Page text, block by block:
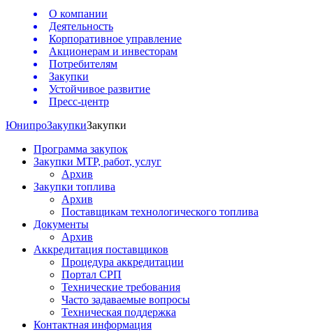
О компании
Деятельность
Корпоративное управление
Акционерам и инвесторам
Потребителям
Закупки
Устойчивое развитие
Пресс-центр
ЮнипроЗакупкиЗакупки
Программа закупок
Закупки МТР, работ, услуг
Архив
Закупки топлива
Архив
Поставщикам технологического топлива
Документы
Архив
Аккредитация поставщиков
Процедура аккредитации
Портал СРП
Технические требования
Часто задаваемые вопросы
Техническая поддержка
Контактная информация